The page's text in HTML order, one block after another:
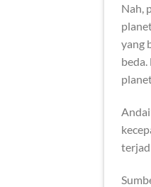
Nah,
yang